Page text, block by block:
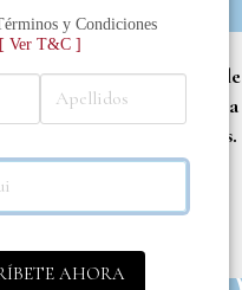
de Privacidad
y de terceros (Google
una mejor experiencia
a sus necesidades.
y Condiciones
[ Ver T&C ]
AHORA